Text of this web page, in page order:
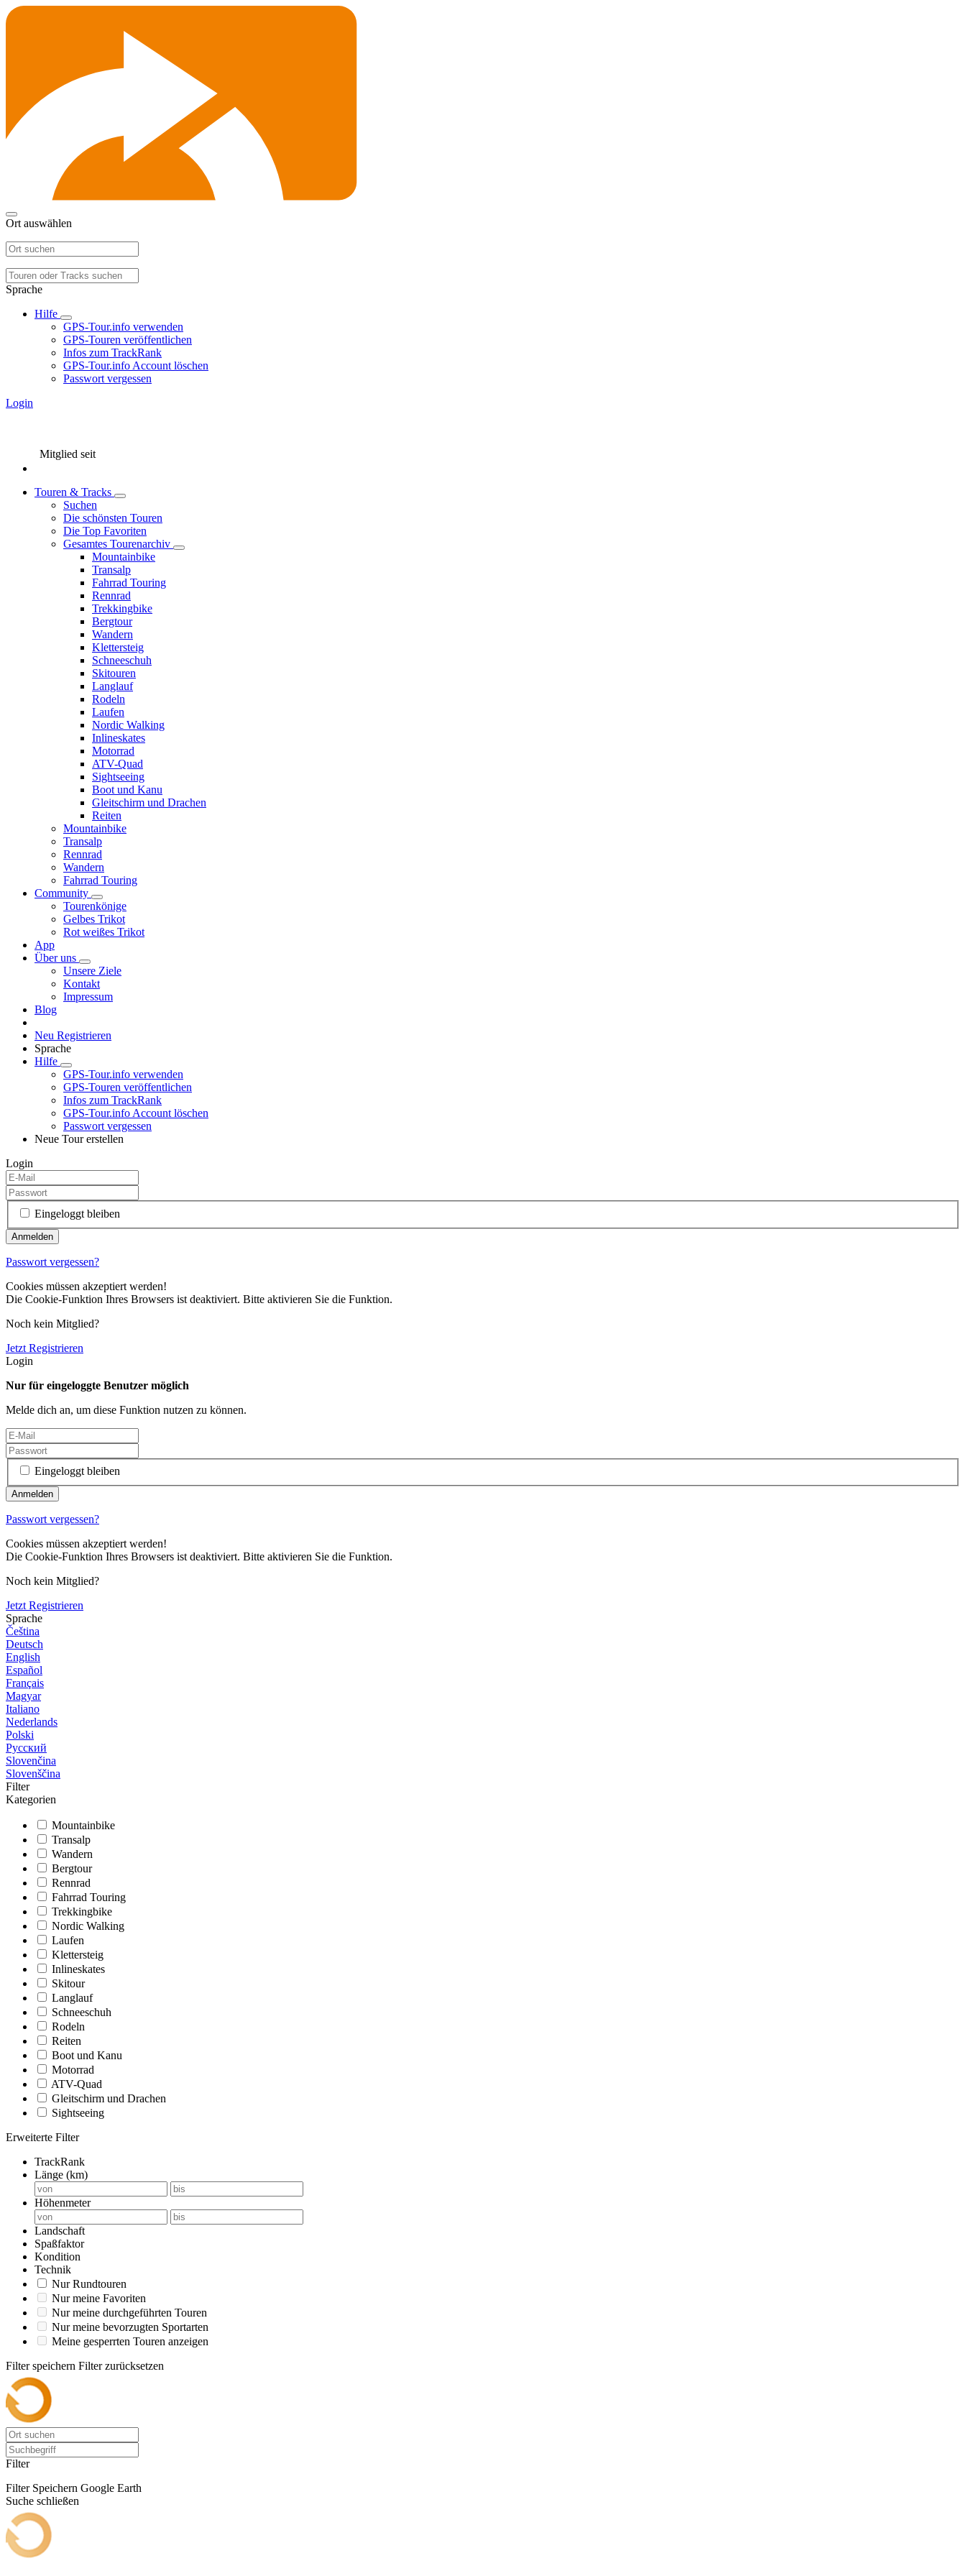
Ort auswählen
Sprache
Hilfe
GPS-Tour.info verwenden
GPS-Touren veröffentlichen
Infos zum TrackRank
GPS-Tour.info Account löschen
Passwort vergessen
Login
Mitglied seit
Touren & Tracks
Suchen
Die schönsten Touren
Die Top Favoriten
Gesamtes Tourenarchiv
Mountainbike
Transalp
Fahrrad Touring
Rennrad
Trekkingbike
Bergtour
Wandern
Klettersteig
Schneeschuh
Skitouren
Langlauf
Rodeln
Laufen
Nordic Walking
Inlineskates
Motorrad
ATV-Quad
Sightseeing
Boot und Kanu
Gleitschirm und Drachen
Reiten
Mountainbike
Transalp
Rennrad
Wandern
Fahrrad Touring
Community
Tourenkönige
Gelbes Trikot
Rot weißes Trikot
App
Über uns
Unsere Ziele
Kontakt
Impressum
Blog
Neu Registrieren
Sprache
Hilfe
GPS-Tour.info verwenden
GPS-Touren veröffentlichen
Infos zum TrackRank
GPS-Tour.info Account löschen
Passwort vergessen
Neue Tour erstellen
Login
Eingeloggt bleiben
Passwort vergessen?
Cookies müssen akzeptiert werden!
Die Cookie-Funktion Ihres Browsers ist deaktiviert. Bitte aktivieren Sie die Funktion.
Noch kein Mitglied?
Jetzt Registrieren
Login
Nur für eingeloggte Benutzer möglich
Melde dich an, um diese Funktion nutzen zu können.
Eingeloggt bleiben
Passwort vergessen?
Cookies müssen akzeptiert werden!
Die Cookie-Funktion Ihres Browsers ist deaktiviert. Bitte aktivieren Sie die Funktion.
Noch kein Mitglied?
Jetzt Registrieren
Sprache
Čeština
Deutsch
English
Español
Français
Magyar
Italiano
Nederlands
Polski
Русский
Slovenčina
Slovenščina
Filter
Kategorien
Mountainbike
Transalp
Wandern
Bergtour
Rennrad
Fahrrad Touring
Trekkingbike
Nordic Walking
Laufen
Klettersteig
Inlineskates
Skitour
Langlauf
Schneeschuh
Rodeln
Reiten
Boot und Kanu
Motorrad
ATV-Quad
Gleitschirm und Drachen
Sightseeing
Erweiterte Filter
TrackRank
Länge (km)
Höhenmeter
Landschaft
Spaßfaktor
Kondition
Technik
Nur Rundtouren
Nur meine Favoriten
Nur meine durchgeführten Touren
Nur meine bevorzugten Sportarten
Meine gesperrten Touren anzeigen
Filter speichern Filter zurücksetzen
Filter
Filter Speichern Google Earth
Suche schließen